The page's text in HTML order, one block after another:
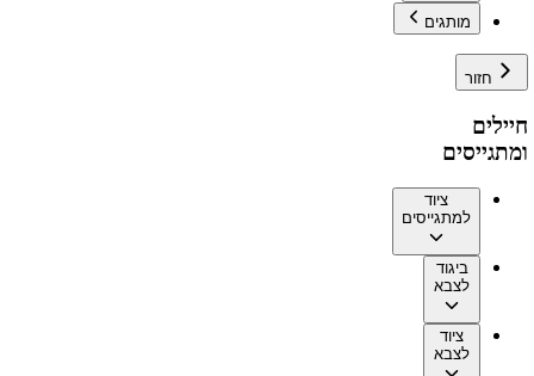
מותגים
חזור
חיילים
ומתגייסים
ציוד
למתגייסים
ביגוד
לצבא
ציוד
לצבא